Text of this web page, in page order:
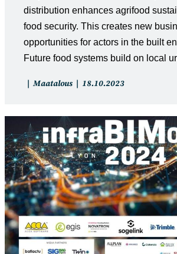
distribution enhances agrifood
food security. ​This creates new
opportunities for actors in the built
Future food systems build on local
Artikkelin
Maatalous
Artikkeli
18.10.2023